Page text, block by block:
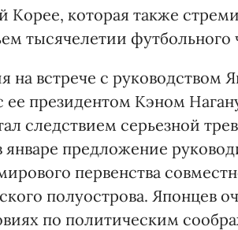
которая также
тысячелетии
на встрече с руководством
ее президентом Кэном
следствием серьезной
январе предложение
первенства
полуострова. Японцев
по политическим